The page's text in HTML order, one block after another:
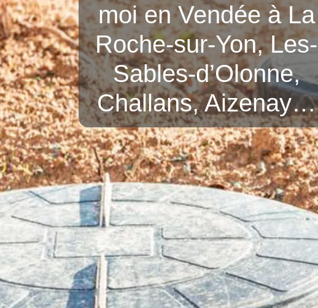
moi en Vendée à La
Roche-sur-Yon, Les-
Sables-d’Olonne,
Challans, Aizenay…